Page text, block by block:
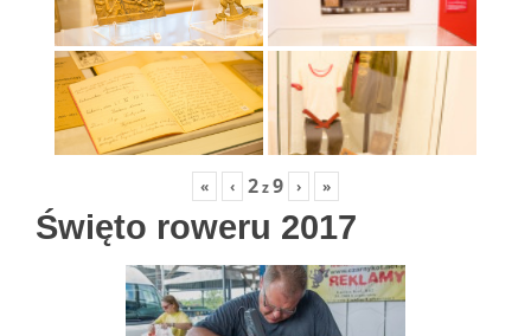
« ‹ 2z9 › »
Święto roweru 2017